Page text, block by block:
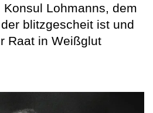
Lohmanns, dem
blitzgescheit ist und
Raat in Weißglut